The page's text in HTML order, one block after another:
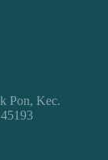
Pon, Kec.